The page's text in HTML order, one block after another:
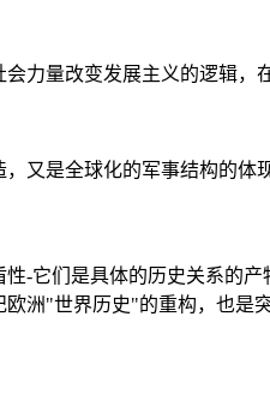
力量改变发展主义的逻辑，
又是全球化的军事结构的体
-它们是具体的历史关系的
洲"世界历史"的重构，也是